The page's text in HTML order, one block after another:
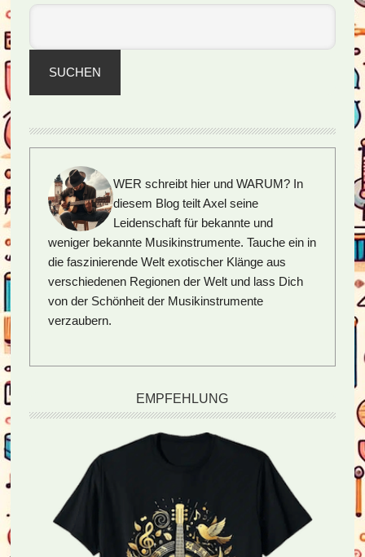
SUCHEN
WER schreibt hier und WARUM? In
diesem Blog teilt Axel seine
Leidenschaft für bekannte und
weniger bekannte Musikinstrumente. Tauche ein in
die faszinierende Welt exotischer Klänge aus
verschiedenen Regionen der Welt und lass Dich
von der Schönheit der Musikinstrumente
verzaubern.
EMPFEHLUNG